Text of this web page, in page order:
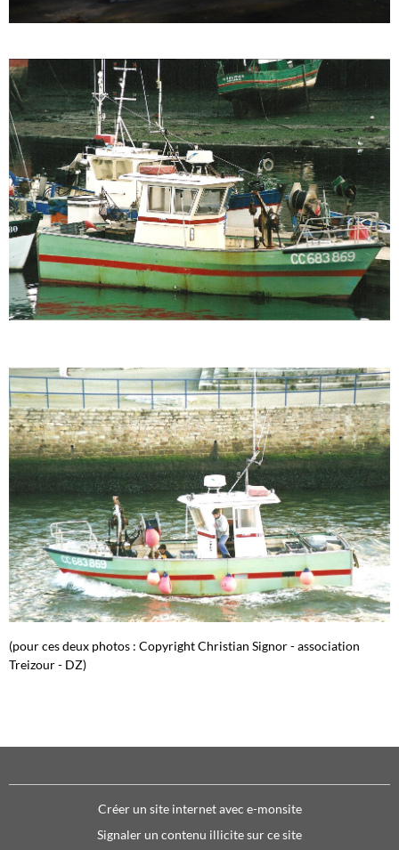
(pour ces deux photos : Copyright Christian Signor - association
Treizour - DZ)
Créer un site internet avec e-monsite
Signaler un contenu illicite sur ce site